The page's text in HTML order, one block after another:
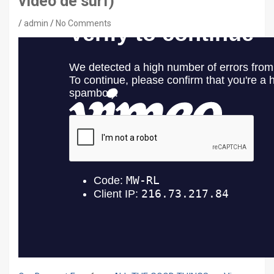
admin No Comments